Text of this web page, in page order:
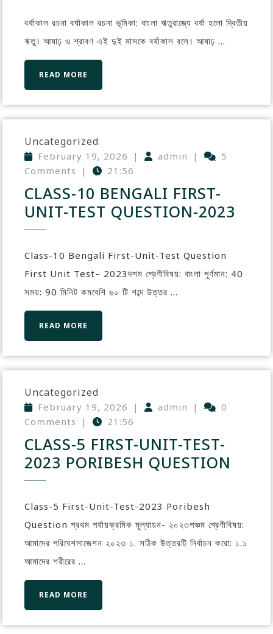
বর্ষাকাল রচনা বর্ষাকাল রচনা ভূমিকা: বাংলা ঋতুরাজ্যে বর্ষা হলো দ্বিতীয়
ঋতু। আষাঢ় ও শ্রাবণ এই দুই মাসকে বর্ষাকাল বলে। আষাঢ় ...
READ MORE
Uncategorized
February 19, 2026 | admin |
5
Comments
| 21:56
CLASS-10 BENGALI FIRST-
UNIT-TEST QUESTION-2023
Class-10 Bengali First-Unit-Test Question
First Unit Test– 2023দশম শ্রেণীবিষয়: বাংলা পূর্ণমান: 40
সময়: 90 মিনিট কমবেশি ৬০ টি শব্দে উত্তর ...
READ MORE
Uncategorized
February 19, 2026 | admin |
0
Comments
| 21:56
CLASS-5 FIRST-UNIT-TEST-
2023 PORIBESH QUESTION
Class-5 First-Unit-Test-2023 Poribesh
Question প্রথম পর্যায়ক্রমিক মূল্যায়ন- ২০২৩পঞ্চম শ্রেণীবিষয়:
আমাদের পরিবেশসাজেশন ২০২৩ ১. সঠিক উত্তরটি নির্বাচন করো: ১.১
আমাদের শরীরের ...
READ MORE